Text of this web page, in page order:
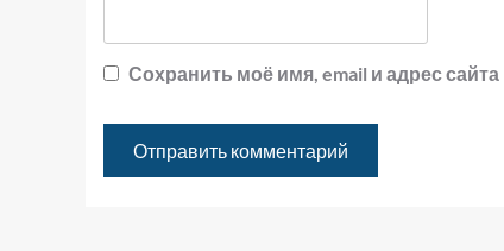
Сохранить моё имя, email и адрес